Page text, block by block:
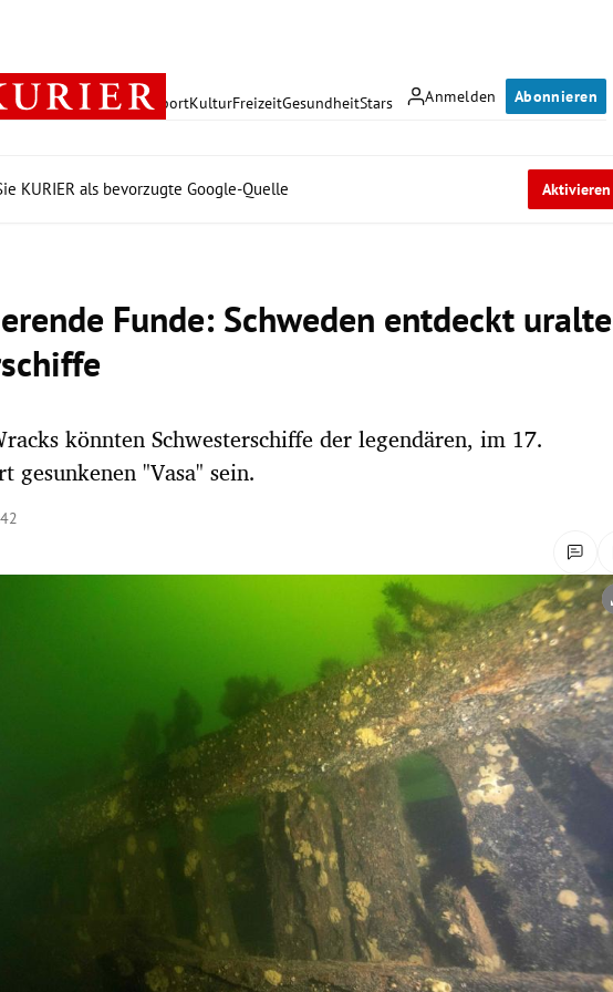
Anmelden Abonnieren
PolitikWirtschaft SportKulturFreizeitGesundheitStars
KURIER als bevorzugte Google-Quelle Aktivieren
Funde: Schweden entdeckt uralte
könnten Schwesterschiffe der legendären, im 17.
gesunkenen "Vasa" sein.
öffnen/schließen